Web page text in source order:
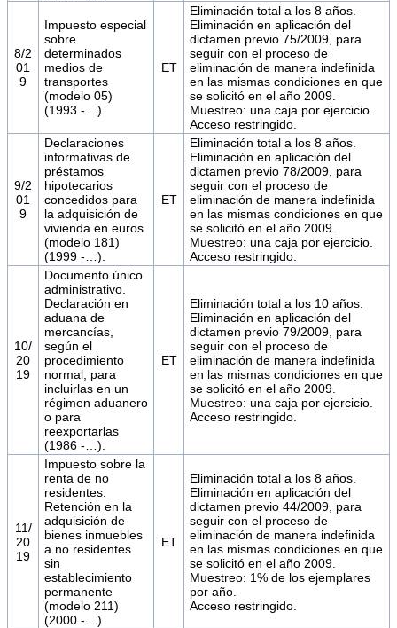
8/2
01
9
Impuesto especial
sobre
determinados
medios de
transportes
(modelo 05)
(1993 -…).
ET
Eliminación total a los 8 años.
Eliminación en aplicación del
dictamen previo 75/2009, para
seguir con el proceso de
eliminación de manera indefinida
en las mismas condiciones en que
se solicitó en el año 2009.
Muestreo: una caja por ejercicio.
Acceso restringido.
9/2
01
9
Declaraciones
informativas de
préstamos
hipotecarios
concedidos para
la adquisición de
vivienda en euros
(modelo 181)
(1999 -…).
ET
Eliminación total a los 8 años.
Eliminación en aplicación del
dictamen previo 78/2009, para
seguir con el proceso de
eliminación de manera indefinida
en las mismas condiciones en que
se solicitó en el año 2009.
Muestreo: una caja por ejercicio.
Acceso restringido.
10/
20
19
Documento único
administrativo.
Declaración en
aduana de
mercancías,
según el
procedimiento
normal, para
incluirlas en un
régimen aduanero
o para
reexportarlas
(1986 -…).
ET
Eliminación total a los 10 años.
Eliminación en aplicación del
dictamen previo 79/2009, para
seguir con el proceso de
eliminación de manera indefinida
en las mismas condiciones en que
se solicitó en el año 2009.
Muestreo: una caja por ejercicio.
Acceso restringido.
11/
20
19
Impuesto sobre la
renta de no
residentes.
Retención en la
adquisición de
bienes inmuebles
a no residentes
sin
establecimiento
permanente
(modelo 211)
(2000 -…).
ET
Eliminación total a los 8 años.
Eliminación en aplicación del
dictamen previo 44/2009, para
seguir con el proceso de
eliminación de manera indefinida
en las mismas condiciones en que
se solicitó en el año 2009.
Muestreo: 1% de los ejemplares
por año.
Acceso restringido.